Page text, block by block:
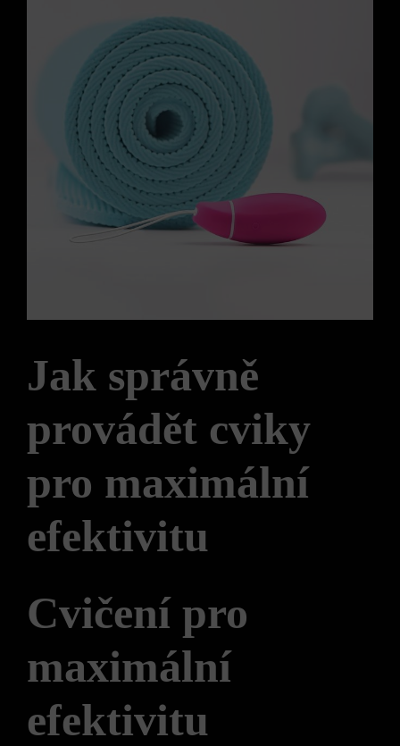
Jak správně
provádět cviky
pro maximální
efektivitu
Cvičení pro
maximální
efektivitu